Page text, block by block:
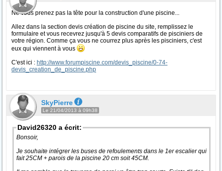
Ne vous prenez pas la tête pour la construction d'une piscine...
Allez dans la section devis création de piscine du site, remplissez le
formulaire et vous recevrez jusqu'à 5 devis comparatifs de pisciniers de
votre région. Comme ça vous ne courrez plus après les pisciniers, c'est
eux qui viennent à vous
C'est ici : http://www.forumpiscine.com/devis_piscine/0-74-
devis_creation_de_piscine.php
SkyPierre
Le 21/04/2013 à 09h38
David26320 a écrit:
Bonsoir,
Je souhaite intégrer les buses de refoulements dans le 1er escalier qui
fait 25CM + parois de la piscine 20 cm soit 45CM.